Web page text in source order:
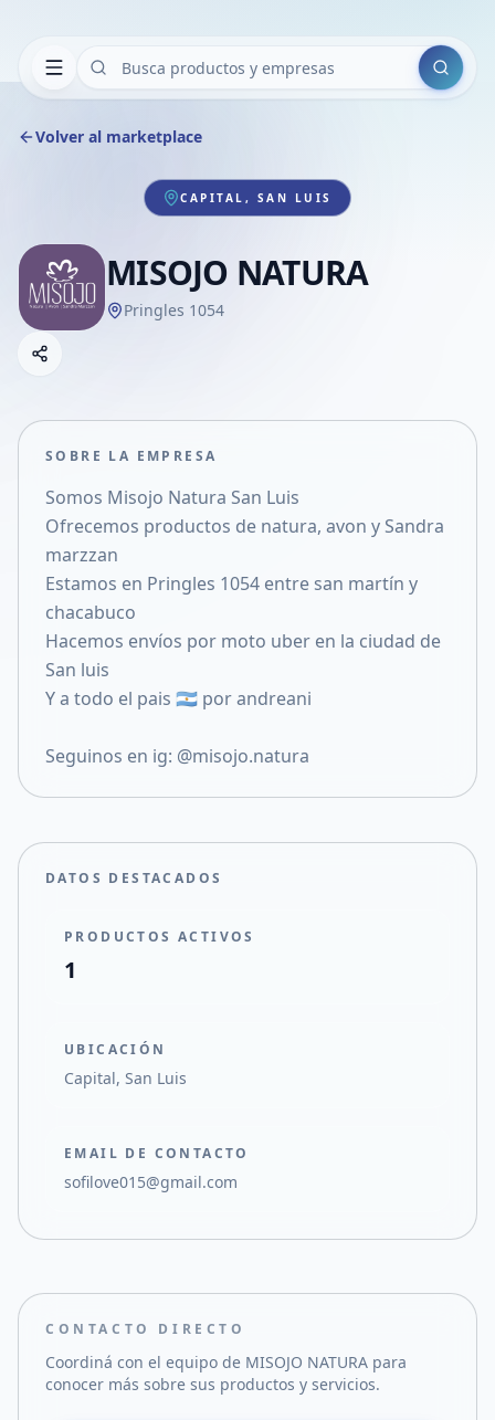
Buscar
Volver al marketplace
CAPITAL, SAN LUIS
MISOJO NATURA
Pringles 1054
Compartir empresa
Compartir en X
SOBRE LA EMPRESA
Somos Misojo Natura San Luis
Ofrecemos productos de natura, avon y Sandra
marzzan
Estamos en Pringles 1054 entre san martín y
chacabuco
Hacemos envíos por moto uber en la ciudad de
San luis
Y a todo el pais 🇦🇷 por andreani
Seguinos en ig: @misojo.natura
DATOS DESTACADOS
PRODUCTOS ACTIVOS
1
UBICACIÓN
Capital, San Luis
EMAIL DE CONTACTO
sofilove015@gmail.com
CONTACTO DIRECTO
Coordiná con el equipo de MISOJO NATURA para
conocer más sobre sus productos y servicios.